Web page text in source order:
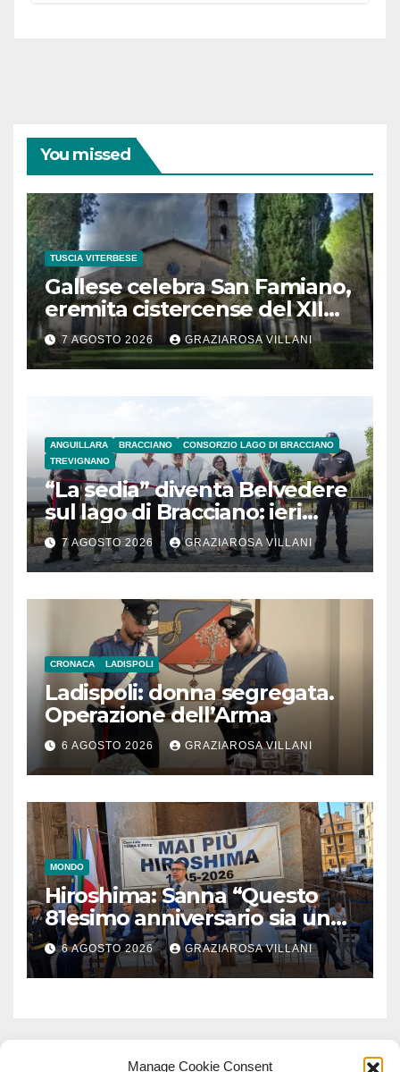
Manage Cookie Consent
You missed
TUSCIA VITERBESE
Gallese celebra San Famiano,
eremita cistercense del XII
secolo
7 AGOSTO 2026 GRAZIAROSA VILLANI
ANGUILLARA BRACCIANO
CONSORZIO LAGO DI BRACCIANO
TREVIGNANO
“La sedia” diventa Belvedere
sul lago di Bracciano: ieri
l’inaugurazione
7 AGOSTO 2026 GRAZIAROSA VILLANI
CRONACA LADISPOLI
Ladispoli: donna segregata.
Operazione dell’Arma
6 AGOSTO 2026 GRAZIAROSA VILLANI
MONDO
Hiroshima: Sanna “Questo
81esimo anniversario sia un
monito per tutti”
6 AGOSTO 2026 GRAZIAROSA VILLANI